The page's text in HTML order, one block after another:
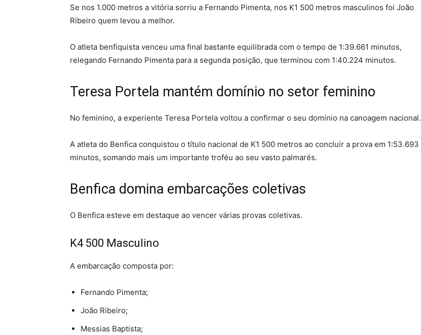
Se nos 1.000 metros a vitória sorriu a Fernando Pimenta, nos K1 500 metros masculinos foi João
Ribeiro quem levou a melhor.
O atleta benfiquista venceu uma final bastante equilibrada com o tempo de 1:39.661 minutos,
relegando Fernando Pimenta para a segunda posição, que terminou com 1:40.224 minutos.
Teresa Portela mantém domínio no setor feminino
No feminino, a experiente Teresa Portela voltou a confirmar o seu domínio na canoagem nacional.
A atleta do Benfica conquistou o título nacional de K1 500 metros ao concluir a prova em 1:53.693
minutos, somando mais um importante troféu ao seu vasto palmarés.
Benfica domina embarcações coletivas
O Benfica esteve em destaque ao vencer várias provas coletivas.
K4 500 Masculino
A embarcação composta por:
Fernando Pimenta;
João Ribeiro;
Messias Baptista;